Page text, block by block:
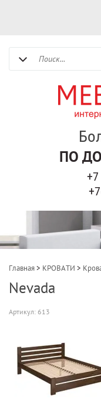
ПО
Главная> КРОВАТИ >
Nevada
Артикул: 613